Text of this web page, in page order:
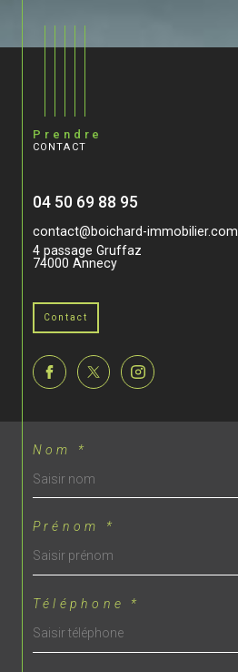
Nom *
Prénom *
Téléphone *
Prendre
CONTACT
04 50 69 88 95
contact@boichard-immobilier.com
4 passage Gruffaz
74000
Annecy
Contact